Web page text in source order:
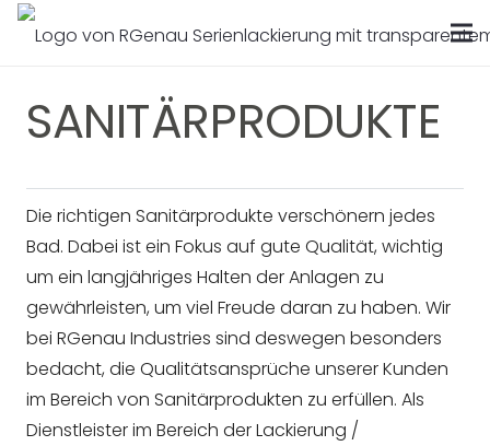
SANITÄRPRODUKTE
Die richtigen Sanitärprodukte verschönern jedes
Bad. Dabei ist ein Fokus auf gute Qualität, wichtig
um ein langjähriges Halten der Anlagen zu
gewährleisten, um viel Freude daran zu haben. Wir
bei RGenau Industries sind deswegen besonders
bedacht, die Qualitätsansprüche unserer Kunden
im Bereich von Sanitärprodukten zu erfüllen. Als
Dienstleister im Bereich der Lackierung /